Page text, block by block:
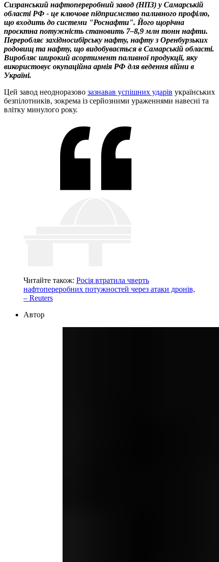
Сизранський нафтопереробний завод (НПЗ) у Самарській
області РФ - це ключове підприємство паливного профілю,
що входить до системи "Роснафти". Його щорічна
проєктна потужність становить 7–8,9 млн тонн нафти.
Переробляє західносибірську нафту, нафту з Оренбурзьких
родовищ та нафту, що видобувається в Самарській області.
Виробляє широкий асортимент паливної продукції, яку
використовує окупаційна армія РФ для ведення війни в
Україні.
Цей завод неодноразово зазнавав успішних ударів українських
безпілотників, зокрема із серйозними ураженнями навесні та
влітку минулого року.
Читайте також: Росія втратила чверть
нафтопереробних потужностей через атаки дронів,
– Reuters
Автор